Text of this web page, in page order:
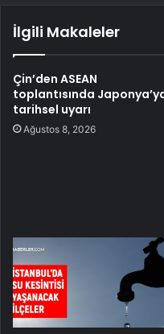
İlgili Makaleler
Çin’den ASEAN
toplantısında
tarihsel uyarı
Ağustos 8, 2026